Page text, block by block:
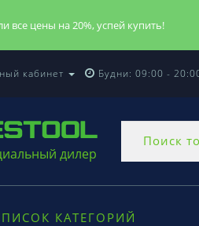
все цены на 20%, успей купить!
кабинет Будни: 09:00 -
дилер
КАТЕГОРИЙ